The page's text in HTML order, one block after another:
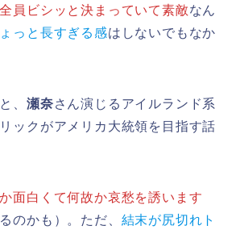
員ビシッと決まっていて素敵なん
っと長すぎる感はしないでもなか
、 瀬奈さん演じるアイルランド系
ックがアメリカ大統領を目指す話
面白くて何故か哀愁を誘います
のかも）。ただ、 結末が尻切れト